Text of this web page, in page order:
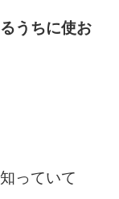
うちに使お
っていて